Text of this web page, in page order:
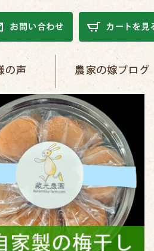
農家の嫁ブログ